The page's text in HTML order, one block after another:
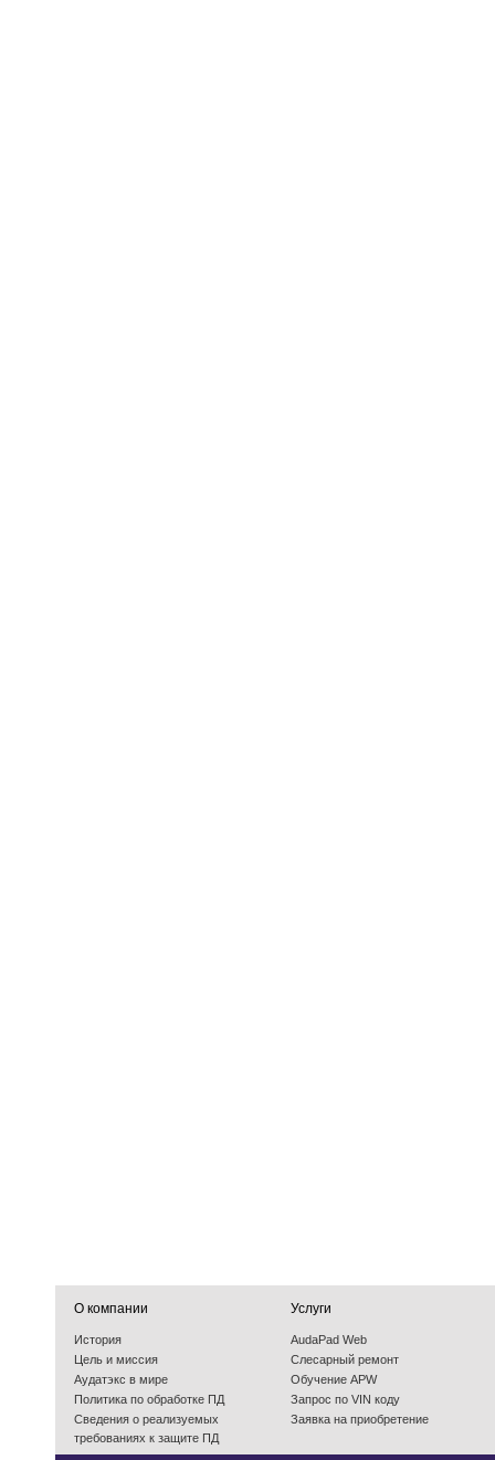
О компании
История
Цель и миссия
Аудатэкс в мире
Политика по обработке ПД
Cведения о реализуемых
требованиях к защите ПД
Услуги
AudaPad Web
Слесарный ремонт
Обучение APW
Запрос по VIN коду
Заявка на приобретение